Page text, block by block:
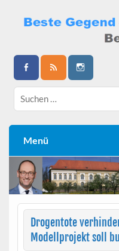
content
Bernhard
Menü
Drogentote
Modellprojekt soll